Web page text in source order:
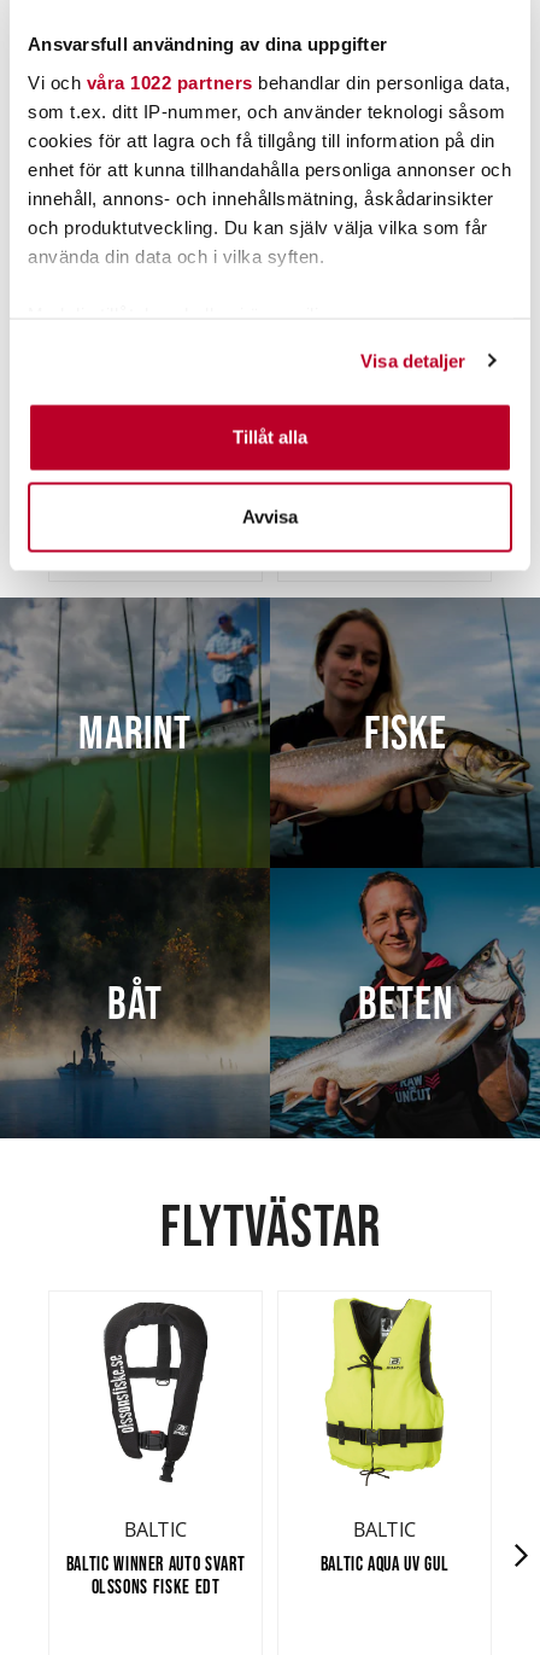
Ansvarsfull användning av dina uppgifter
Vi och våra 1022 partners behandlar din personliga data,
som t.ex. ditt IP-nummer, och använder teknologi såsom
cookies för att lagra och få tillgång till information på din
enhet för att kunna tillhandahålla personliga annonser och
innehåll, annons- och innehållsmätning, åskådarinsikter
och produktutveckling. Du kan själv välja vilka som får
använda din data och i vilka syften.
Identifiera din enhet genom att aktivt skanna den för
specifika kännetecken (fingeravtryck)
Ta reda på mer om hur dina personliga uppgifter
Du kan ändra eller dra tillbaka ditt samtycke när som
helst från cookie-förklaringen.
Vi använder enhetsidentifierare för att anpassa innehållet
och annonserna till användarna, tillhandahålla funktioner
för sociala medier och analysera vår trafik. Vi
vidarebefordrar även sådana identifierare och annan
information från din enhet till de sociala medier och
annons- och analysföretag som vi samarbetar med.
Dessa kan i sin tur kombinera informationen med annan
information som du har tillhandahållit eller som de har
samlat in när du har använt deras tjänster.
Visa detaljer
Tillåt alla
Avvisa
Rek. 10.599,00 kr
Nyhet
LÄGG I VARUKORG
Rek. 249,00 kr
LÄS MER
MARINT FISKE
BÅT BETEN
FLYTVÄSTAR
BALTIC
BALTIC WINNER AUTO SVART
OLSSONS FISKE EDT
BALTIC
BALTIC AQUA UV GUL